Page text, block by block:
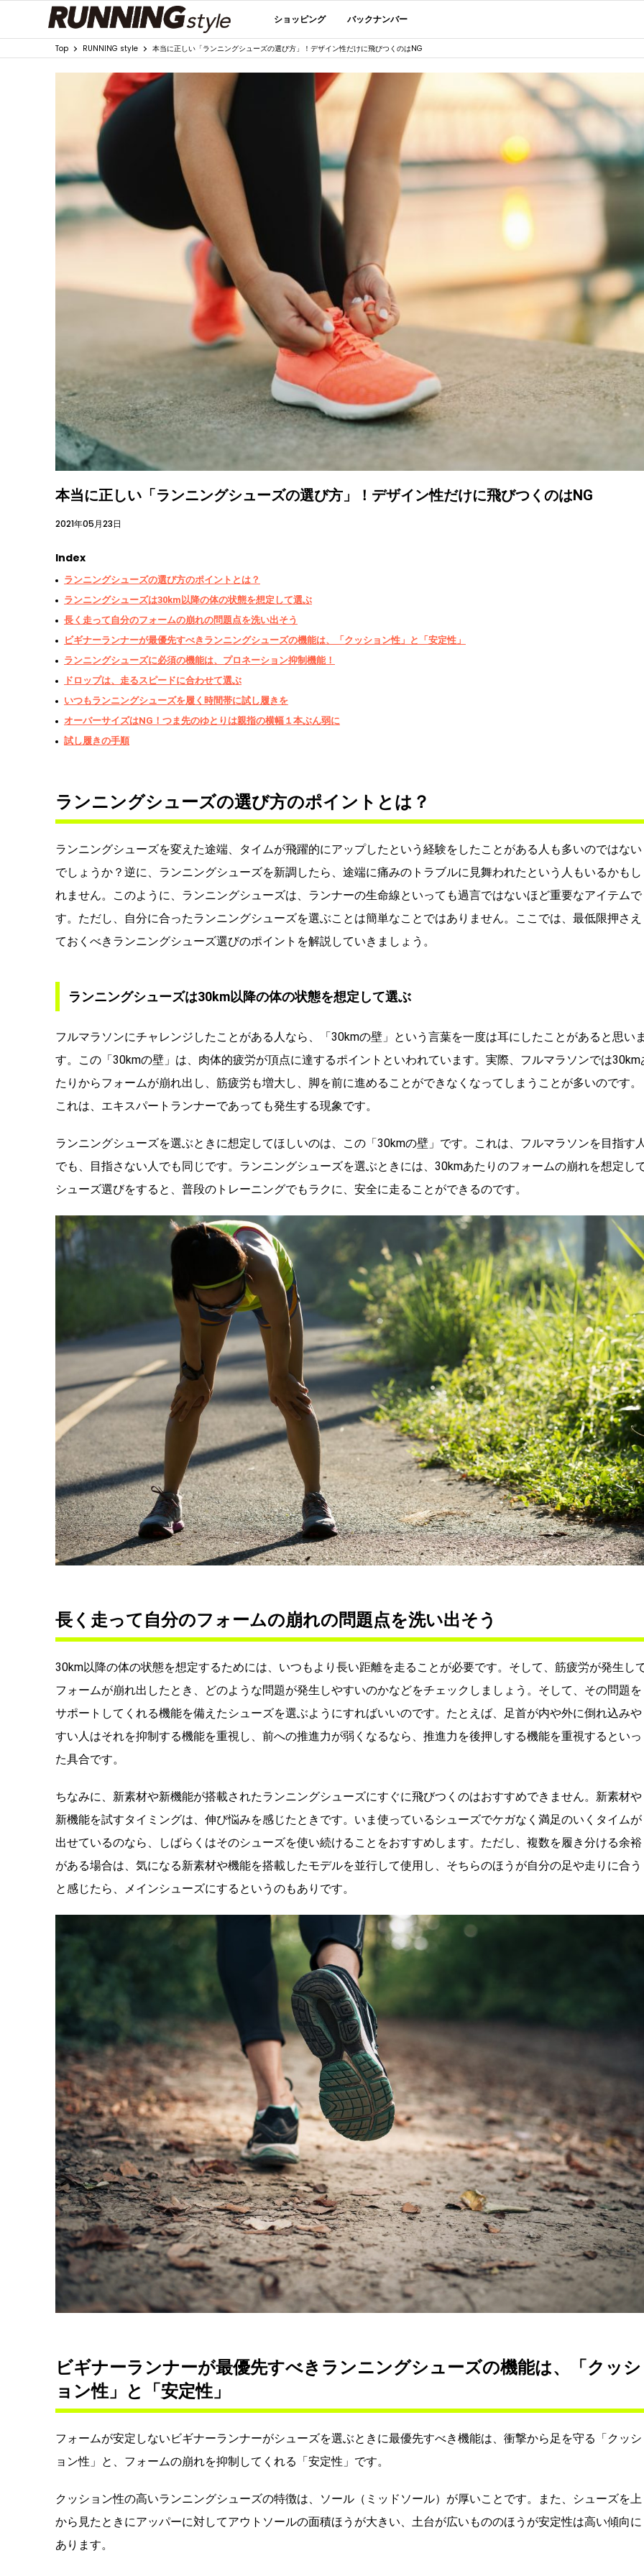
ショッピング バックナンバー
Top RUNNING style 本当に正しい「ランニングシューズの選び方」！デザイン性だけに飛びつくのはNG
本当に正しい「ランニングシューズの選び方」！デザイン性だけに飛びつくのはNG
2021年05月23日
Index
ランニングシューズの選び方のポイントとは？
ランニングシューズは30km以降の体の状態を想定して選ぶ
長く走って自分のフォームの崩れの問題点を洗い出そう
ビギナーランナーが最優先すべきランニングシューズの機能は、「クッション性」と「安定性」
ランニングシューズに必須の機能は、プロネーション抑制機能！
ドロップは、走るスピードに合わせて選ぶ
いつもランニングシューズを履く時間帯に試し履きを
オーバーサイズはNG！つま先のゆとりは親指の横幅１本ぶん弱に
試し履きの手順
ランニングシューズの選び方のポイントとは？
ランニングシューズを変えた途端、タイムが飛躍的にアップしたという経験をしたことがある人も多いのではない
でしょうか？逆に、ランニングシューズを新調したら、途端に痛みのトラブルに見舞われたという人もいるかもし
れません。このように、ランニングシューズは、ランナーの生命線といっても過言ではないほど重要なアイテムで
す。ただし、自分に合ったランニングシューズを選ぶことは簡単なことではありません。ここでは、最低限押さえ
ておくべきランニングシューズ選びのポイントを解説していきましょう。
ランニングシューズは30km以降の体の状態を想定して選ぶ
フルマラソンにチャレンジしたことがある人なら、「30kmの壁」という言葉を一度は耳にしたことがあると思い
す。この「30kmの壁」は、肉体的疲労が頂点に達するポイントといわれています。実際、フルマラソンでは30km
たりからフォームが崩れ出し、筋疲労も増大し、脚を前に進めることができなくなってしまうことが多いのです。
これは、エキスパートランナーであっても発生する現象です。
ランニングシューズを選ぶときに想定してほしいのは、この「30kmの壁」です。これは、フルマラソンを目指す
でも、目指さない人でも同じです。ランニングシューズを選ぶときには、30kmあたりのフォームの崩れを想定し
シューズ選びをすると、普段のトレーニングでもラクに、安全に走ることができるのです。
長く走って自分のフォームの崩れの問題点を洗い出そう
30km以降の体の状態を想定するためには、いつもより長い距離を走ることが必要です。そして、筋疲労が発生し
フォームが崩れ出したとき、どのような問題が発生しやすいのかなどをチェックしましょう。そして、その問題を
サポートしてくれる機能を備えたシューズを選ぶようにすればいいのです。たとえば、足首が内や外に倒れ込みや
すい人はそれを抑制する機能を重視し、前への推進力が弱くなるなら、推進力を後押しする機能を重視するといっ
た具合です。
ちなみに、新素材や新機能が搭載されたランニングシューズにすぐに飛びつくのはおすすめできません。新素材や
新機能を試すタイミングは、伸び悩みを感じたときです。いま使っているシューズでケガなく満足のいくタイムが
出せているのなら、しばらくはそのシューズを使い続けることをおすすめします。ただし、複数を履き分ける余裕
がある場合は、気になる新素材や機能を搭載したモデルを並行して使用し、そちらのほうが自分の足や走りに合う
と感じたら、メインシューズにするというのもありです。
ビギナーランナーが最優先すべきランニングシューズの機能は、「クッシ
ョン性」と「安定性」
フォームが安定しないビギナーランナーがシューズを選ぶときに最優先すべき機能は、衝撃から足を守る「クッシ
ョン性」と、フォームの崩れを抑制してくれる「安定性」です。
クッション性の高いランニングシューズの特徴は、ソール（ミッドソール）が厚いことです。また、シューズを上
から見たときにアッパーに対してアウトソールの面積ほうが大きい、土台が広いもののほうが安定性は高い傾向に
あります。